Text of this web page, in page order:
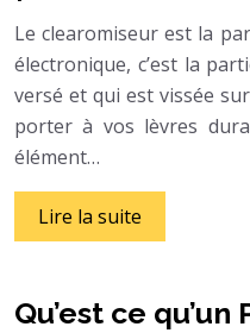
Le clearomiseur est la
électronique, c’est la
versé et qui est vissée
porter à vos lèvres
élément…
Lire la suite
Qu’est ce qu’un